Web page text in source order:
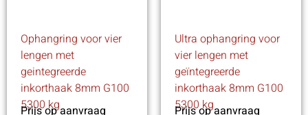
Ophangring voor vier
lengen met
geintegreerde
inkorthaak 8mm G100
5300 kg
Prijs op aanvraag
Ultra ophangring voor
vier lengen met
geïntegreerde
inkorthaak 8mm G100
5300 kg
Prijs op aanvraag